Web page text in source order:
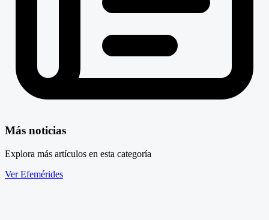
Más noticias
Explora más artículos en esta categoría
Ver Efemérides